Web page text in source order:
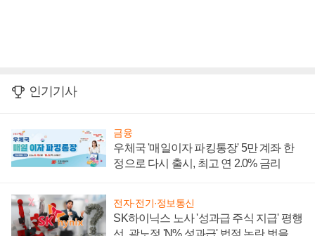
인기기사
금융
우체국 '매일이자 파킹통장' 5만 계좌 한
정으로 다시 출시, 최고 연 2.0% 금리
전자·전기·정보통신
SK하이닉스 노사 '성과급 주식 지급' 평행
선, 곽노정 'N% 성과급' 법적 논란 벗을지